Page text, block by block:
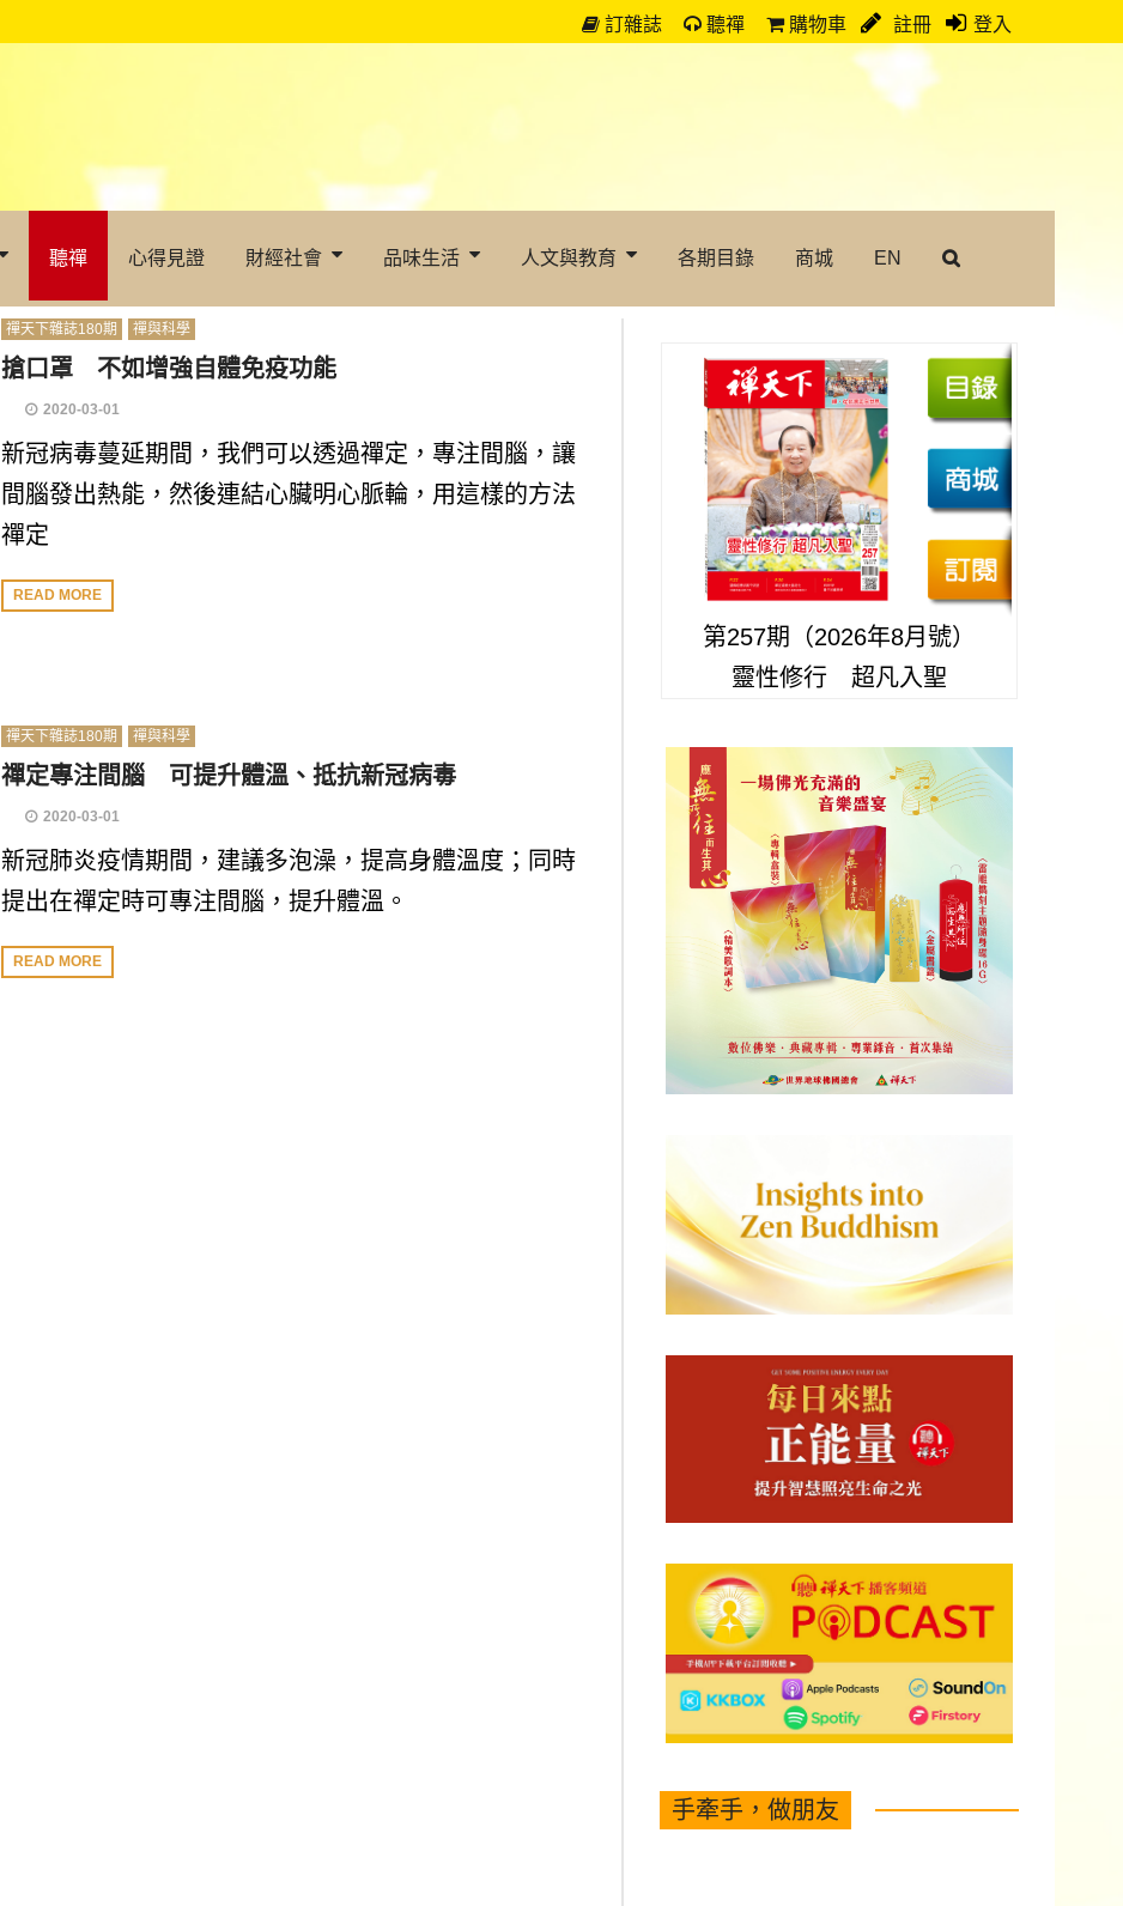
訂雜誌 聽禪 購物車 註冊 登入
聽禪 心得見證 財經社會 品味生活 人文與教育 各期目錄 商城 EN
禪天下雜誌180期 禪與科學
搶口罩 不如增強自體免疫功能
2020-03-01
新冠病毒蔓延期間，我們可以透過禪定，專注間腦，讓
間腦發出熱能，然後連結心臟明心脈輪，用這樣的方法
禪定
READ MORE
禪天下雜誌180期 禪與科學
禪定專注間腦 可提升體溫、抵抗新冠病毒
2020-03-01
新冠肺炎疫情期間，建議多泡澡，提高身體溫度；同時
提出在禪定時可專注間腦，提升體溫。
READ MORE
第257期（2026年8月號）
靈性修行 超凡入聖
手牽手，做朋友